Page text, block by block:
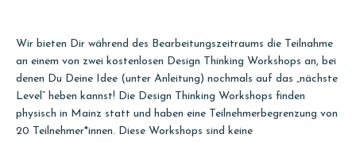
Wir bieten Dir während des Bearbeitungszeitraums die Teilnahme
an einem von zwei kostenlosen Design Thinking Workshops an, bei
denen Du Deine Idee (unter Anleitung) nochmals auf das „nächste
Level“ heben kannst! Die Design Thinking Workshops finden
physisch in Mainz statt und haben eine Teilnehmerbegrenzung von
20 Teilnehmer*innen. Diese Workshops sind keine